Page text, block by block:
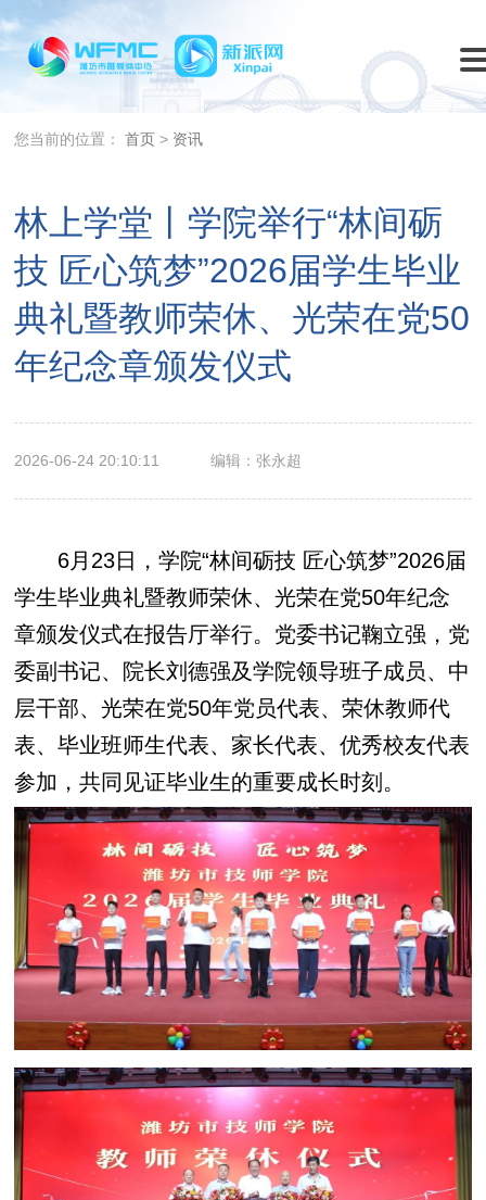
您当前的位置：首页 > 资讯
林上学堂丨学院举行“林间砺
技 匠心筑梦”2026届学生毕业
典礼暨教师荣休、光荣在党50
年纪念章颁发仪式
2026-06-24 20:10:11 编辑：张永超
6月23日，学院“林间砺技 匠心筑梦”2026届
学生毕业典礼暨教师荣休、光荣在党50年纪念
章颁发仪式在报告厅举行。党委书记鞠立强，党
委副书记、院长刘德强及学院领导班子成员、中
层干部、光荣在党50年党员代表、荣休教师代
表、毕业班师生代表、家长代表、优秀校友代表
参加，共同见证毕业生的重要成长时刻。